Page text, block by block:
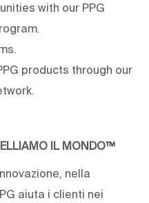
with our PPG
products through our
IL MONDO™
nella
aiuta i clienti nei